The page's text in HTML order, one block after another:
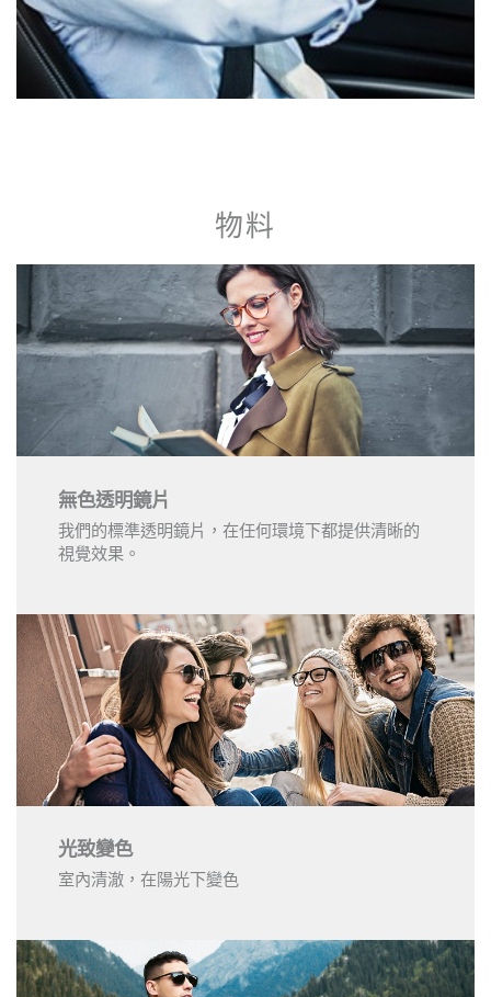
物料
無色透明鏡片
我們的標準透明鏡片，在任何環境下都提供清晰的
視覺效果。
光致變色
室內清澈，在陽光下變色